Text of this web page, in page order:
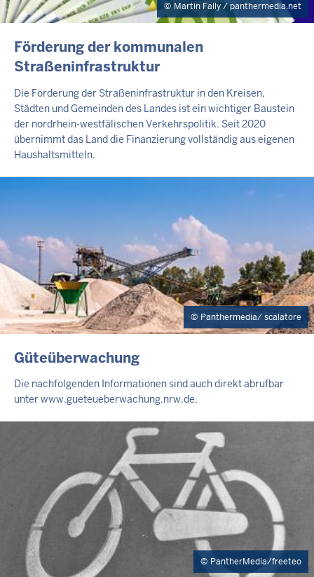
Martin Fally / panthermedia.net
INHALTSSEITE
Förderung der kommunalen
Straßeninfrastruktur
Die Förderung der Straßeninfrastruktur in den Kreisen,
Städten und Gemeinden des Landes ist ein wichtiger Baustein
der nordrhein-westfälischen Verkehrspolitik. Seit 2020
übernimmt das Land die Finanzierung vollständig aus eigenen
Haushaltsmitteln.
Panthermedia/ scalatore
INHALTSSEITE
Güteüberwachung
Die nachfolgenden Informationen sind auch direkt abrufbar
unter www.gueteueberwachung.nrw.de.
PantherMedia/freeteo